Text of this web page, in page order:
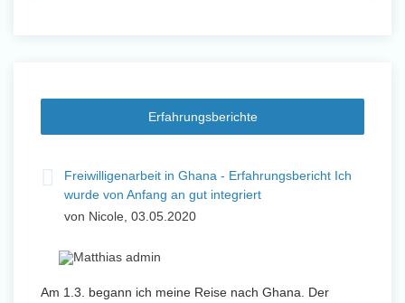
Erfahrungsberichte
Freiwilligenarbeit in Ghana - Erfahrungsbericht Ich
wurde von Anfang an gut integriert
von Nicole, 03.05.2020
Am 1.3. begann ich meine Reise nach Ghana. Der